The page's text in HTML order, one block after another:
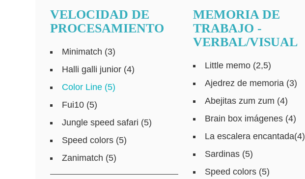
VELOCIDAD DE
PROCESAMIENTO
Minimatch (3)
Halli galli junior (4)
Color Line (5)
Fui10 (5)
Jungle speed safari (5)
Speed colors (5)
Zanimatch (5)
MEMORIA DE
TRABAJO -
VERBAL/VISUAL
Little memo (2,5)
Ajedrez de memoria (3)
Abejitas zum zum (4)
Brain box imágenes (4)
La escalera encantada(4)
Sardinas (5)
Speed colors (5)